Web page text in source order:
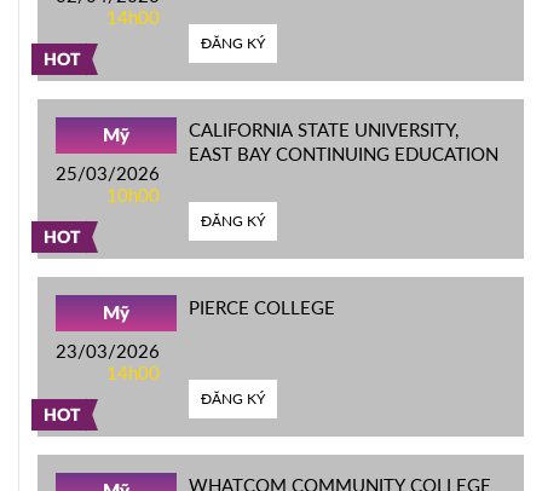
HOT
14h00
ĐĂNG KÝ
HOT
Mỹ
25/03/2026
10h00
CALIFORNIA STATE UNIVERSITY,
EAST BAY CONTINUING EDUCATION
ĐĂNG KÝ
HOT
Mỹ
23/03/2026
14h00
PIERCE COLLEGE
ĐĂNG KÝ
WHATCOM COMMUNITY COLLEGE